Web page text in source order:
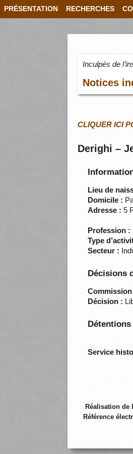
PRÉSENTATION RECHERCHES
Inculpés de
Notices
CLIQUER ICI
Derighi –
Lieu de
Domicile :
Adresse : 5
Profession :
Type
Secteur :
Décisions
Commission
Décision :
Détentions
Service
Réalisation de
Référence